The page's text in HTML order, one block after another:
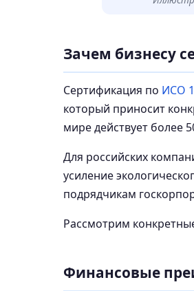
Зачем бизнесу
Сертификация по ИСО
который приносит
мире действует более
Для российских
усиление
подрядчикам
Рассмотрим
Финансовые